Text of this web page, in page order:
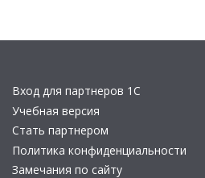
Вход для партнеров 1С
Учебная версия
Стать партнером
Политика конфиденциальности
Замечания по сайту